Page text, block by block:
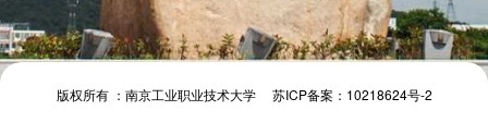
首次登录请点击【账号激活】 忘记密码
版权所有 ：南京工业职业技术大学 苏ICP备案：10218624号-2